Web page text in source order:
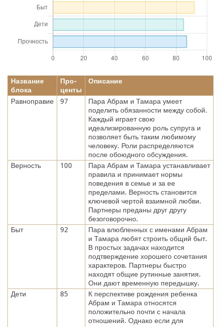
Название
блока
Про-
центы
Описание
Равноправие 97
Пара Абрам и Тамара умеет
поделить обязанности между собой.
Каждый играет свою
идеализированную роль супруга и
позволяет быть таким любимому
человеку. Роли распределяются
после обоюдного обсуждения.
Верность
100
Пара Абрам и Тамара устанавливает
правила и принимает нормы
поведения в семье и за ее
пределами. Верность становится
ключевой чертой взаимной любви.
Партнеры преданы друг другу
безоговорочно.
Быт
92
Пара влюбленных с именами Абрам
и Тамара любят строить общий быт.
В простых задачах находится
подтверждение хорошего сочетания
характеров. Партнеры быстро
находят общие рутинные занятия.
Они дают временную передышку.
Дети
85
К перспективе рождения ребенка
Абрам и Тамара относятся
положительно почти с начала
отношений. Однако если для